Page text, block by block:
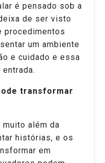
é pensado sob a
de ser visto
procedimentos
um ambiente
e cuidado e essa
transformar
além da
histórias, e os
em